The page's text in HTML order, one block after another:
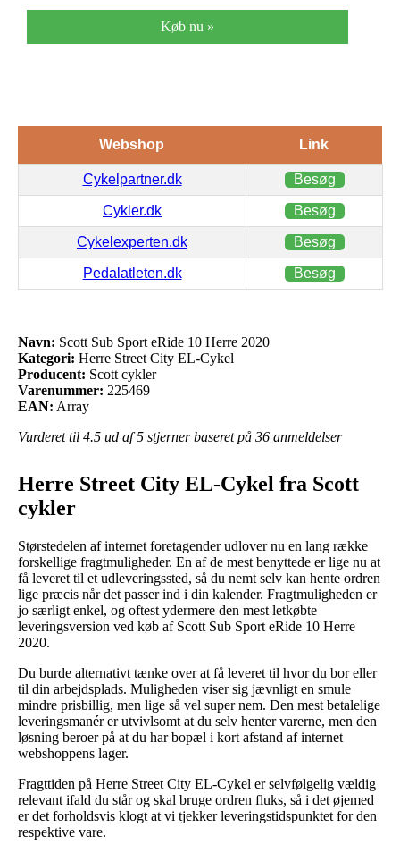
Køb nu »
Webshop Link
Cykelpartner.dk Besøg
Cykler.dk Besøg
Cykelexperten.dk Besøg
Pedalatleten.dk Besøg
Navn: Scott Sub Sport eRide 10 Herre 2020
Kategori: Herre Street City EL-Cykel
Producent: Scott cykler
Varenummer: 225469
EAN: Array
Vurderet til 4.5 ud af 5 stjerner baseret på 36 anmeldelser
Herre Street City EL-Cykel fra Scott
cykler
Størstedelen af internet foretagender udlover nu en lang række
forskellige fragtmuligheder. En af de mest benyttede er lige nu at
få leveret til et udleveringssted, så du nemt selv kan hente ordren
lige præcis når det passer ind i din kalender. Fragtmuligheden er
jo særligt enkel, og oftest ydermere den mest letkøbte
leveringsversion ved køb af Scott Sub Sport eRide 10 Herre
2020.
Du burde alternativt tænke over at få leveret til hvor du bor eller
til din arbejdsplads. Muligheden viser sig jævnligt en smule
mindre prisbillig, men lige så vel super nem. Den mest betalelige
leveringsmanér er utvivlsomt at du selv henter varerne, men den
løsning beroer på at du har bopæl i kort afstand af internet
webshoppens lager.
Fragttiden på Herre Street City EL-Cykel er selvfølgelig vældig
relevant ifald du står og skal bruge ordren fluks, så i det øjemed
er det forholdsvis klogt at vi tjekker leveringstidspunktet for den
respektive vare.